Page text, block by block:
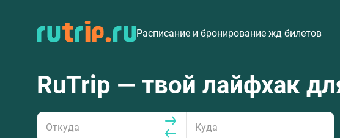
Расписание и бронирование жд билетов
RuTrip — твой лайфхак